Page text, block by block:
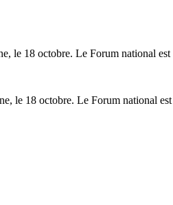
le 18 octobre. Le Forum national
le 18 octobre. Le Forum national